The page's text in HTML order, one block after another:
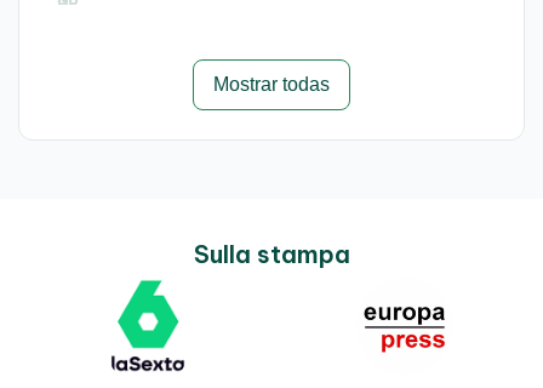
Mostrar todas
Sulla stampa